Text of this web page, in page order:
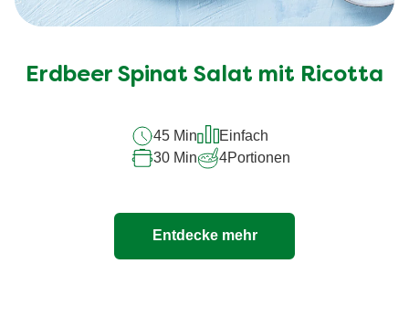
Erdbeer Spinat Salat mit Ricotta
45 Min
Einfach
30 Min
4Portionen
Entdecke mehr